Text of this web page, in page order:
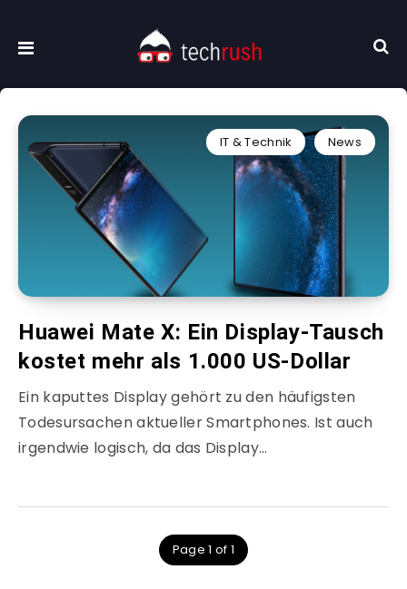
IT & Technik News
Huawei Mate X: Ein Display-Tausch
kostet mehr als 1.000 US-Dollar
Ein kaputtes Display gehört zu den häufigsten
Todesursachen aktueller Smartphones. Ist auch
irgendwie logisch, da das Display…
Page 1 of 1